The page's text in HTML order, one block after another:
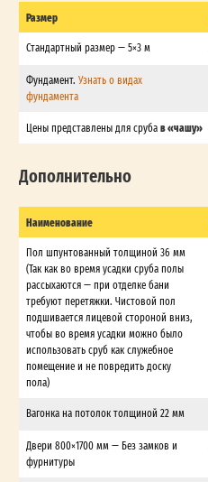
Размер
Стандартный размер — 5×3 м
Фундамент. Узнать о видах
фундамента
Цены представлены для срубав «чашу»
Дополнительно
Наименование
Пол шпунтованный толщиной 36 мм
(Так как во время усадки сруба полы
рассыхаются — при отделке бани
требуют перетяжки. Чистовой пол
подшивается лицевой стороной вниз,
чтобы во время усадки можно было
использовать сруб как служебное
помещение и не повредить доску
пола)
Вагонка на потолок толщиной 22 мм
Двери 800×1700 мм — Без замков и
фурнитуры